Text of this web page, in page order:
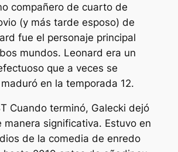
compañero de cuarto de
(y más tarde esposo) de
fue el personaje principal
mundos. Leonard era un
que a veces se
en la temporada 12.
Cuando terminó, Galecki dejó
manera significativa. Estuvo en
de la comedia de enredo​​​​​​